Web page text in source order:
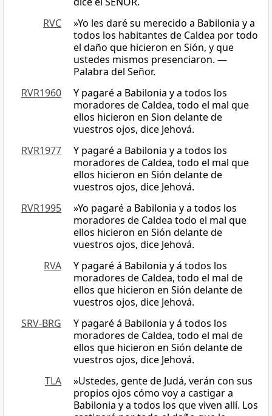
RVC
»Yo les daré su merecido a Babilonia y a
todos los habitantes de Caldea por todo
el daño que hicieron en Sión, y que
ustedes mismos presenciaron. —
Palabra del Señor.
RVR1960
Y pagaré a Babilonia y a todos los
moradores de Caldea, todo el mal que
ellos hicieron en Sion delante de
vuestros ojos, dice Jehová.
RVR1977
Y pagaré a Babilonia y a todos los
moradores de Caldea, todo el mal que
ellos hicieron en Sión delante de
vuestros ojos, dice Jehová.
RVR1995
»Yo pagaré a Babilonia y a todos los
moradores de Caldea todo el mal que
ellos hicieron en Sión delante de
vuestros ojos, dice Jehová.
RVA
Y pagaré á Babilonia y á todos los
moradores de Caldea, todo el mal de
ellos que hicieron en Sión delante de
vuestros ojos, dice Jehová.
SRV-BRG
Y pagaré á Babilonia y á todos los
moradores de Caldea, todo el mal de
ellos que hicieron en Sión delante de
vuestros ojos, dice Jehová.
TLA
»Ustedes, gente de Judá, verán con sus
propios ojos cómo voy a castigar a
Babilonia y a todos los que viven allí. Los